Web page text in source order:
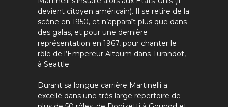
devient citoyen américain). Il se retire de la
scène en 1950, et n’apparaît plus que dans
des galas, et pour une dernière
représentation en 1967, pour chanter le
rôle de l’Empereur Altoum dans Turandot,
à Seattle.
Durant sa longue carrière Martinelli a
excellé dans une très large répertoire de